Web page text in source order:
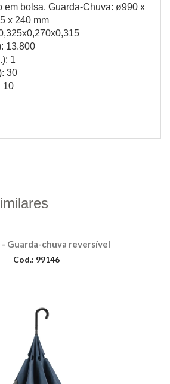
em bolsa. Guarda-Chuva: ø990 x
x 240 mm
13.800
1
30
10
- Guarda-chuva reversível
Cod.: 99146